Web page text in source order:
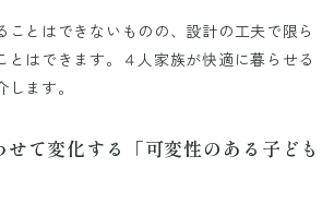
ことはできないものの、設計の工夫で限ら
とはできます。４人家族が快適に暮らせる
ます。
て変化する「可変性のある子ども